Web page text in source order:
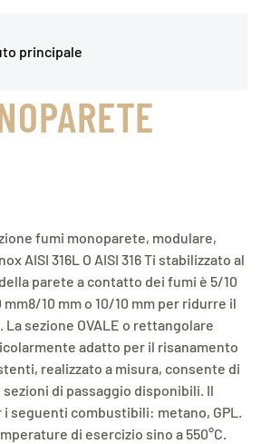
principale
fumi monoparete, modulare,
AISI 316L O AISI 316 Ti stabilizzato al
parete a contatto dei fumi è 5/10
10 mm o 10/10 mm per ridurre il
sezione OVALE o rettangolare
adatto per il risanamento
realizzato a misura, consente di
di passaggio disponibili. Il
seguenti combustibili: metano, GPL.
di esercizio sino a 550°C.